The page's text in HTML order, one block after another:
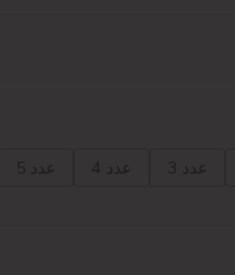
عدد 3 عدد 4 عدد 5